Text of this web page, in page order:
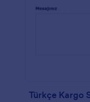
Türkçe Kargo